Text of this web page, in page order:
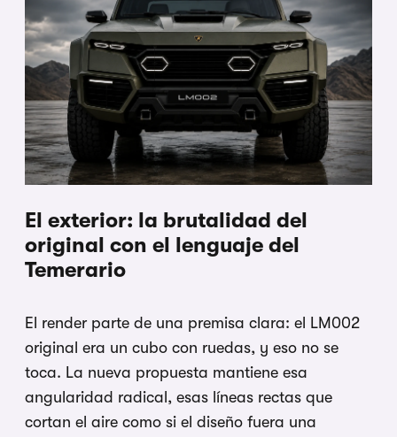
El exterior: la brutalidad del
original con el lenguaje del
Temerario
El render parte de una premisa clara: el LM002
original era un cubo con ruedas, y eso no se
toca. La nueva propuesta mantiene esa
angularidad radical, esas líneas rectas que
cortan el aire como si el diseño fuera una